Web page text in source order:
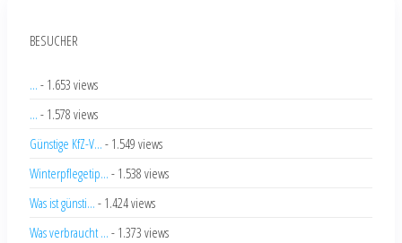
BESUCHER
... - 1.653 views
... - 1.578 views
Günstige KfZ-V... - 1.549 views
Winterpflegetip... - 1.538 views
Was ist günsti... - 1.424 views
Was verbraucht ... - 1.373 views